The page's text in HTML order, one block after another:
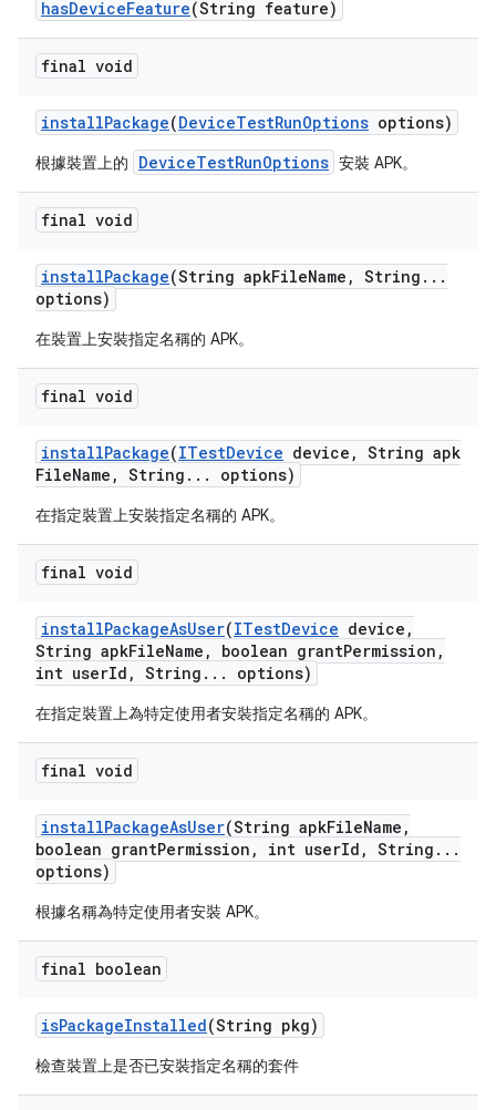
hasDeviceFeature(String feature)
final void
installPackage(DeviceTestRunOptions options)
根據裝置上的 DeviceTestRunOptions 安裝 APK。
final void
installPackage(String apkFileName , String . . .
options)
在裝置上安裝指定名稱的 APK。
final void
installPackage(ITestDevice device , String apk
FileName , String . . . options)
在指定裝置上安裝指定名稱的 APK。
final void
installPackageAsUser(ITestDevice device ,
String apkFileName , boolean grantPermission ,
int userId , String . . . options)
在指定裝置上為特定使用者安裝指定名稱的 APK。
final void
installPackageAsUser(String apkFileName ,
boolean grantPermission , int userId , String . . .
options)
根據名稱為特定使用者安裝 APK。
final boolean
isPackageInstalled(String pkg)
檢查裝置上是否已安裝指定名稱的套件